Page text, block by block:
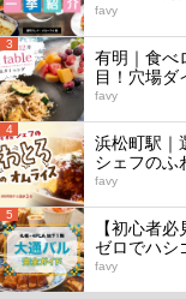
favy
3
有明｜食べ
目！穴場ダ
favy
4
浜松町駅｜
シェフのふ
favy
5
【初心者
ゼロでハシ
favy